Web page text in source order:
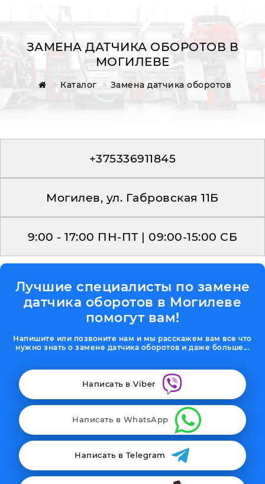
Главная
Обратная связь
ЗАМЕНА ДАТЧИКА ОБОРОТОВ В
МОГИЛЕВЕ
Каталог Замена датчика оборотов
+375336911845
Могилев, ул. Габровская 11Б
9:00 - 17:00 ПН-ПТ | 09:00-15:00 СБ
Лучшие специалисты по замене
датчика оборотов в Могилеве
помогут вам!
Напишите или позвоните нам и мы расскажем вам все что
нужно знать о замене датчика оборотов и даже больше...
Написать в Viber
Написать в WhatsApp
Написать в Telegram